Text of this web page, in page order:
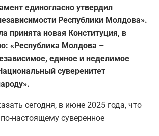
единогласно утвердил
Республики Молдова».
принята новая Конституция, в
«Республика Молдова –
единое и неделимое
суверенитет
сегодня, в июне 2025 года, что
настоящему суверенное